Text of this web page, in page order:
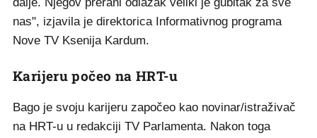
nas", izjavila je direktorica Informativnog programa
Nove TV Ksenija Kardum.
Karijeru počeo na HRT-u
Bago je svoju karijeru započeo kao novinar/istraživač
na HRT-u u redakciji TV Parlamenta. Nakon toga